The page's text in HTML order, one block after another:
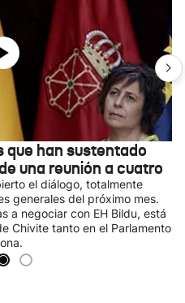
han sustentado
una reunión a cuatro
el diálogo, totalmente
generales del próximo mes.
a negociar con EH Bildu, está
Chivite tanto en el Parlamento